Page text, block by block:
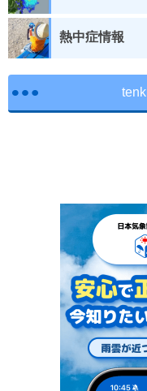
熱中症情報